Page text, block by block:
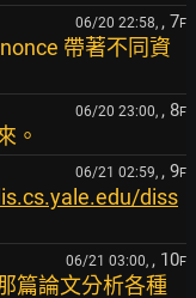
06/20 22:58, , 7F
帶著不同資
06/20 23:00, , 8F
。
06/21 02:59, , 9F
diss
06/21 03:00, , 10F
篇論文分析各種